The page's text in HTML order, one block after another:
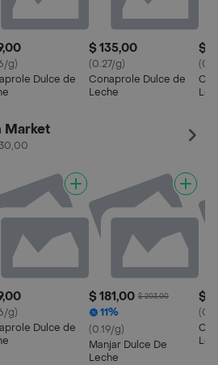
g)
Dulce de
$ 135,00
(0.27/g)
Conaprole Dulce de
Leche
$
Market
g)
Dulce de
$ 181,00 $ 203,00
11%
(0.19/g)
Manjar Dulce De
Leche
$